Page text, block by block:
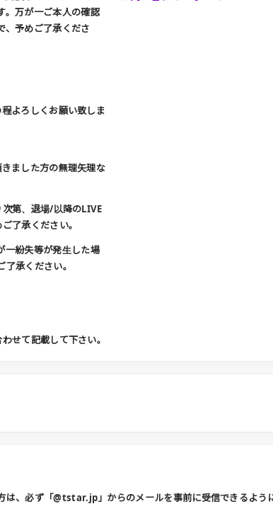
。万が一ご本人の確認
、予めご了承くださ
よろしくお願い致しま
ました方の無理矢理な
第、退場/以降のLIVE
了承ください。
一紛失等が発生した場
承ください。
せて記載して下さい。
、必ず「@tstar.jp」からのメールを事前に受信できるよう